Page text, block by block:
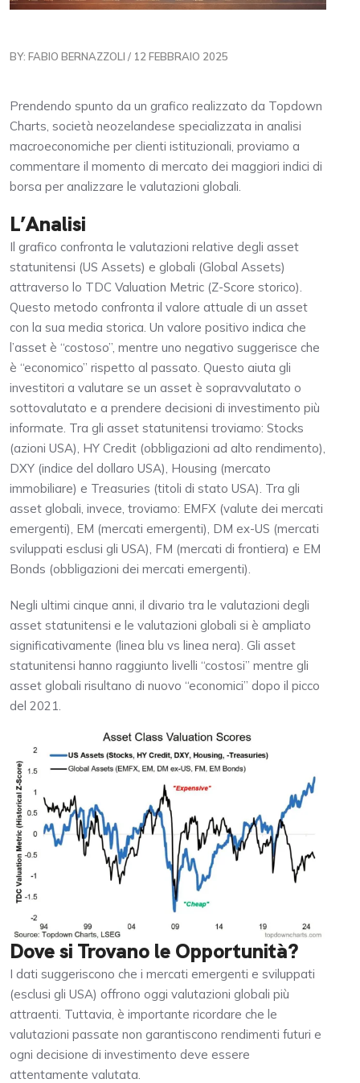
BY: FABIO BERNAZZOLI / 12 FEBBRAIO 2025
Prendendo spunto da un grafico realizzato da Topdown
Charts, società neozelandese specializzata in analisi
macroeconomiche per clienti istituzionali, proviamo a
commentare il momento di mercato dei maggiori indici di
borsa per analizzare le valutazioni globali.
L’Analisi
Il grafico confronta le valutazioni relative degli asset
statunitensi (US Assets) e globali (Global Assets)
attraverso lo TDC Valuation Metric (Z-Score storico).
Questo metodo confronta il valore attuale di un asset
con la sua media storica. Un valore positivo indica che
l’asset è “costoso”, mentre uno negativo suggerisce che
è “economico” rispetto al passato. Questo aiuta gli
investitori a valutare se un asset è sopravvalutato o
sottovalutato e a prendere decisioni di investimento più
informate. Tra gli asset statunitensi troviamo: Stocks
(azioni USA), HY Credit (obbligazioni ad alto rendimento),
DXY (indice del dollaro USA), Housing (mercato
immobiliare) e Treasuries (titoli di stato USA). Tra gli
asset globali, invece, troviamo: EMFX (valute dei mercati
emergenti), EM (mercati emergenti), DM ex-US (mercati
sviluppati esclusi gli USA), FM (mercati di frontiera) e EM
Bonds (obbligazioni dei mercati emergenti).
Negli ultimi cinque anni, il divario tra le valutazioni degli
asset statunitensi e le valutazioni globali si è ampliato
significativamente (linea blu vs linea nera). Gli asset
statunitensi hanno raggiunto livelli “costosi” mentre gli
asset globali risultano di nuovo “economici” dopo il picco
del 2021.
Dove si Trovano le Opportunità?
I dati suggeriscono che i mercati emergenti e sviluppati
(esclusi gli USA) offrono oggi valutazioni globali più
attraenti. Tuttavia, è importante ricordare che le
valutazioni passate non garantiscono rendimenti futuri e
ogni decisione di investimento deve essere
attentamente valutata.